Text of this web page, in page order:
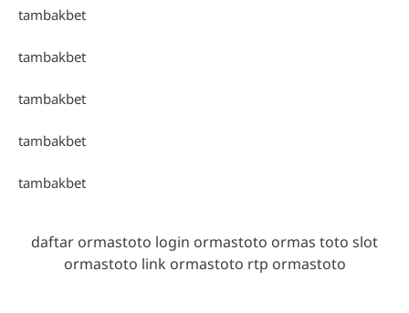
tambakbet
tambakbet
tambakbet
tambakbet
tambakbet
daftar ormastoto login ormastoto ormas toto slot
ormastoto link ormastoto rtp ormastoto